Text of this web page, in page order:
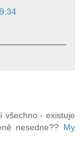
všechno - existuje
nesedne?? My